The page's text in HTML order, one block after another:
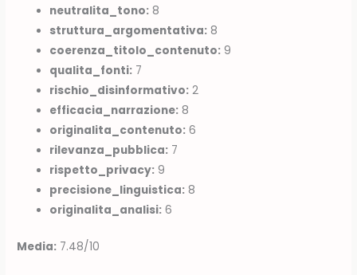
neutralita_tono: 8
struttura_argomentativa: 8
coerenza_titolo_contenuto: 9
qualita_fonti: 7
rischio_disinformativo: 2
efficacia_narrazione: 8
originalita_contenuto: 6
rilevanza_pubblica: 7
rispetto_privacy: 9
precisione_linguistica: 8
originalita_analisi: 6
Media: 7.48/10